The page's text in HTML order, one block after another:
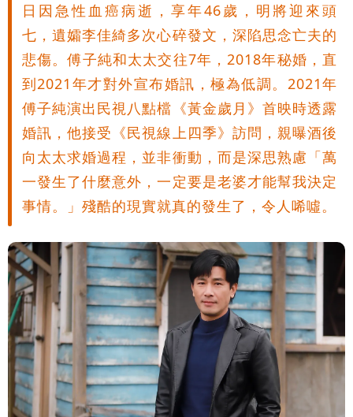
日因急性血癌病逝，享年46歲，明將迎來頭
七，遺孀李佳綺多次心碎發文，深陷思念亡夫的
悲傷。傅子純和太太交往7年，2018年秘婚，直
到2021年才對外宣布婚訊，極為低調。2021年
傅子純演出民視八點檔《黃金歲月》首映時透露
婚訊，他接受《民視線上四季》訪問，親曝酒後
向太太求婚過程，並非衝動，而是深思熟慮「萬
一發生了什麼意外，一定要是老婆才能幫我決定
事情。」殘酷的現實就真的發生了，令人唏噓。